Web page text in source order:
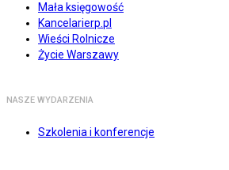
Mała księgowość
Kancelarierp.pl
Wieści Rolnicze
Życie Warszawy
NASZE WYDARZENIA
Szkolenia i konferencje